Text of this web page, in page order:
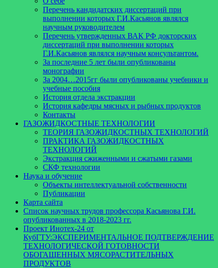
Перечень кандидатских диссертаций при
выполнении которых Г.И.Касьянов являлся
научным руководителем
Перечень утвержденных ВАК РФ докторских
диссертаций при выполнении которых
Г.И.Касьянов являлся научным консультантом.
За последние 5 лет были опубликованы
монографии
За 2004…2015гг были опубликованы учебники и
учебные пособия
История отдела экстракции
История кафедры мясных и рыбных продуктов
Контакты
ГАЗОЖИДКОСТНЫЕ ТЕХНОЛОГИИ
ТЕОРИЯ ГАЗОЖИДКОСТНЫХ ТЕХНОЛОГИЙ
ПРАКТИКА ГАЗОЖИДКОСТНЫХ
ТЕХНОЛОГИЙ
Экстракция сжиженными и сжатыми газами
СКФ технологии
Наука и обучение
Объекты интеллектуальной собственности
Публикации
Карта сайта
Список научных трудов профессора Касьянова Г.И.
опубликованных в 2018-2023 гг.
Проект Инотех-24 от
КубГТУ:ЭКСПЕРИМЕНТАЛЬНОЕ ПОДТВЕРЖДЕНИЕ
ТЕХНОЛОГИЧЕСКОЙ ГОТОВНОСТИ
ОБОГАЩЕННЫХ МЯСОРАСТИТЕЛЬНЫХ
ПРОДУКТОВ